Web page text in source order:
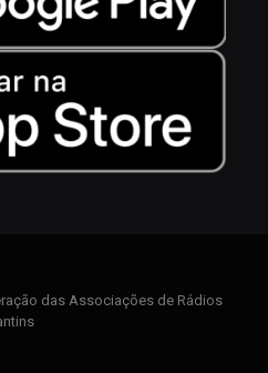
das Associações de Rádios